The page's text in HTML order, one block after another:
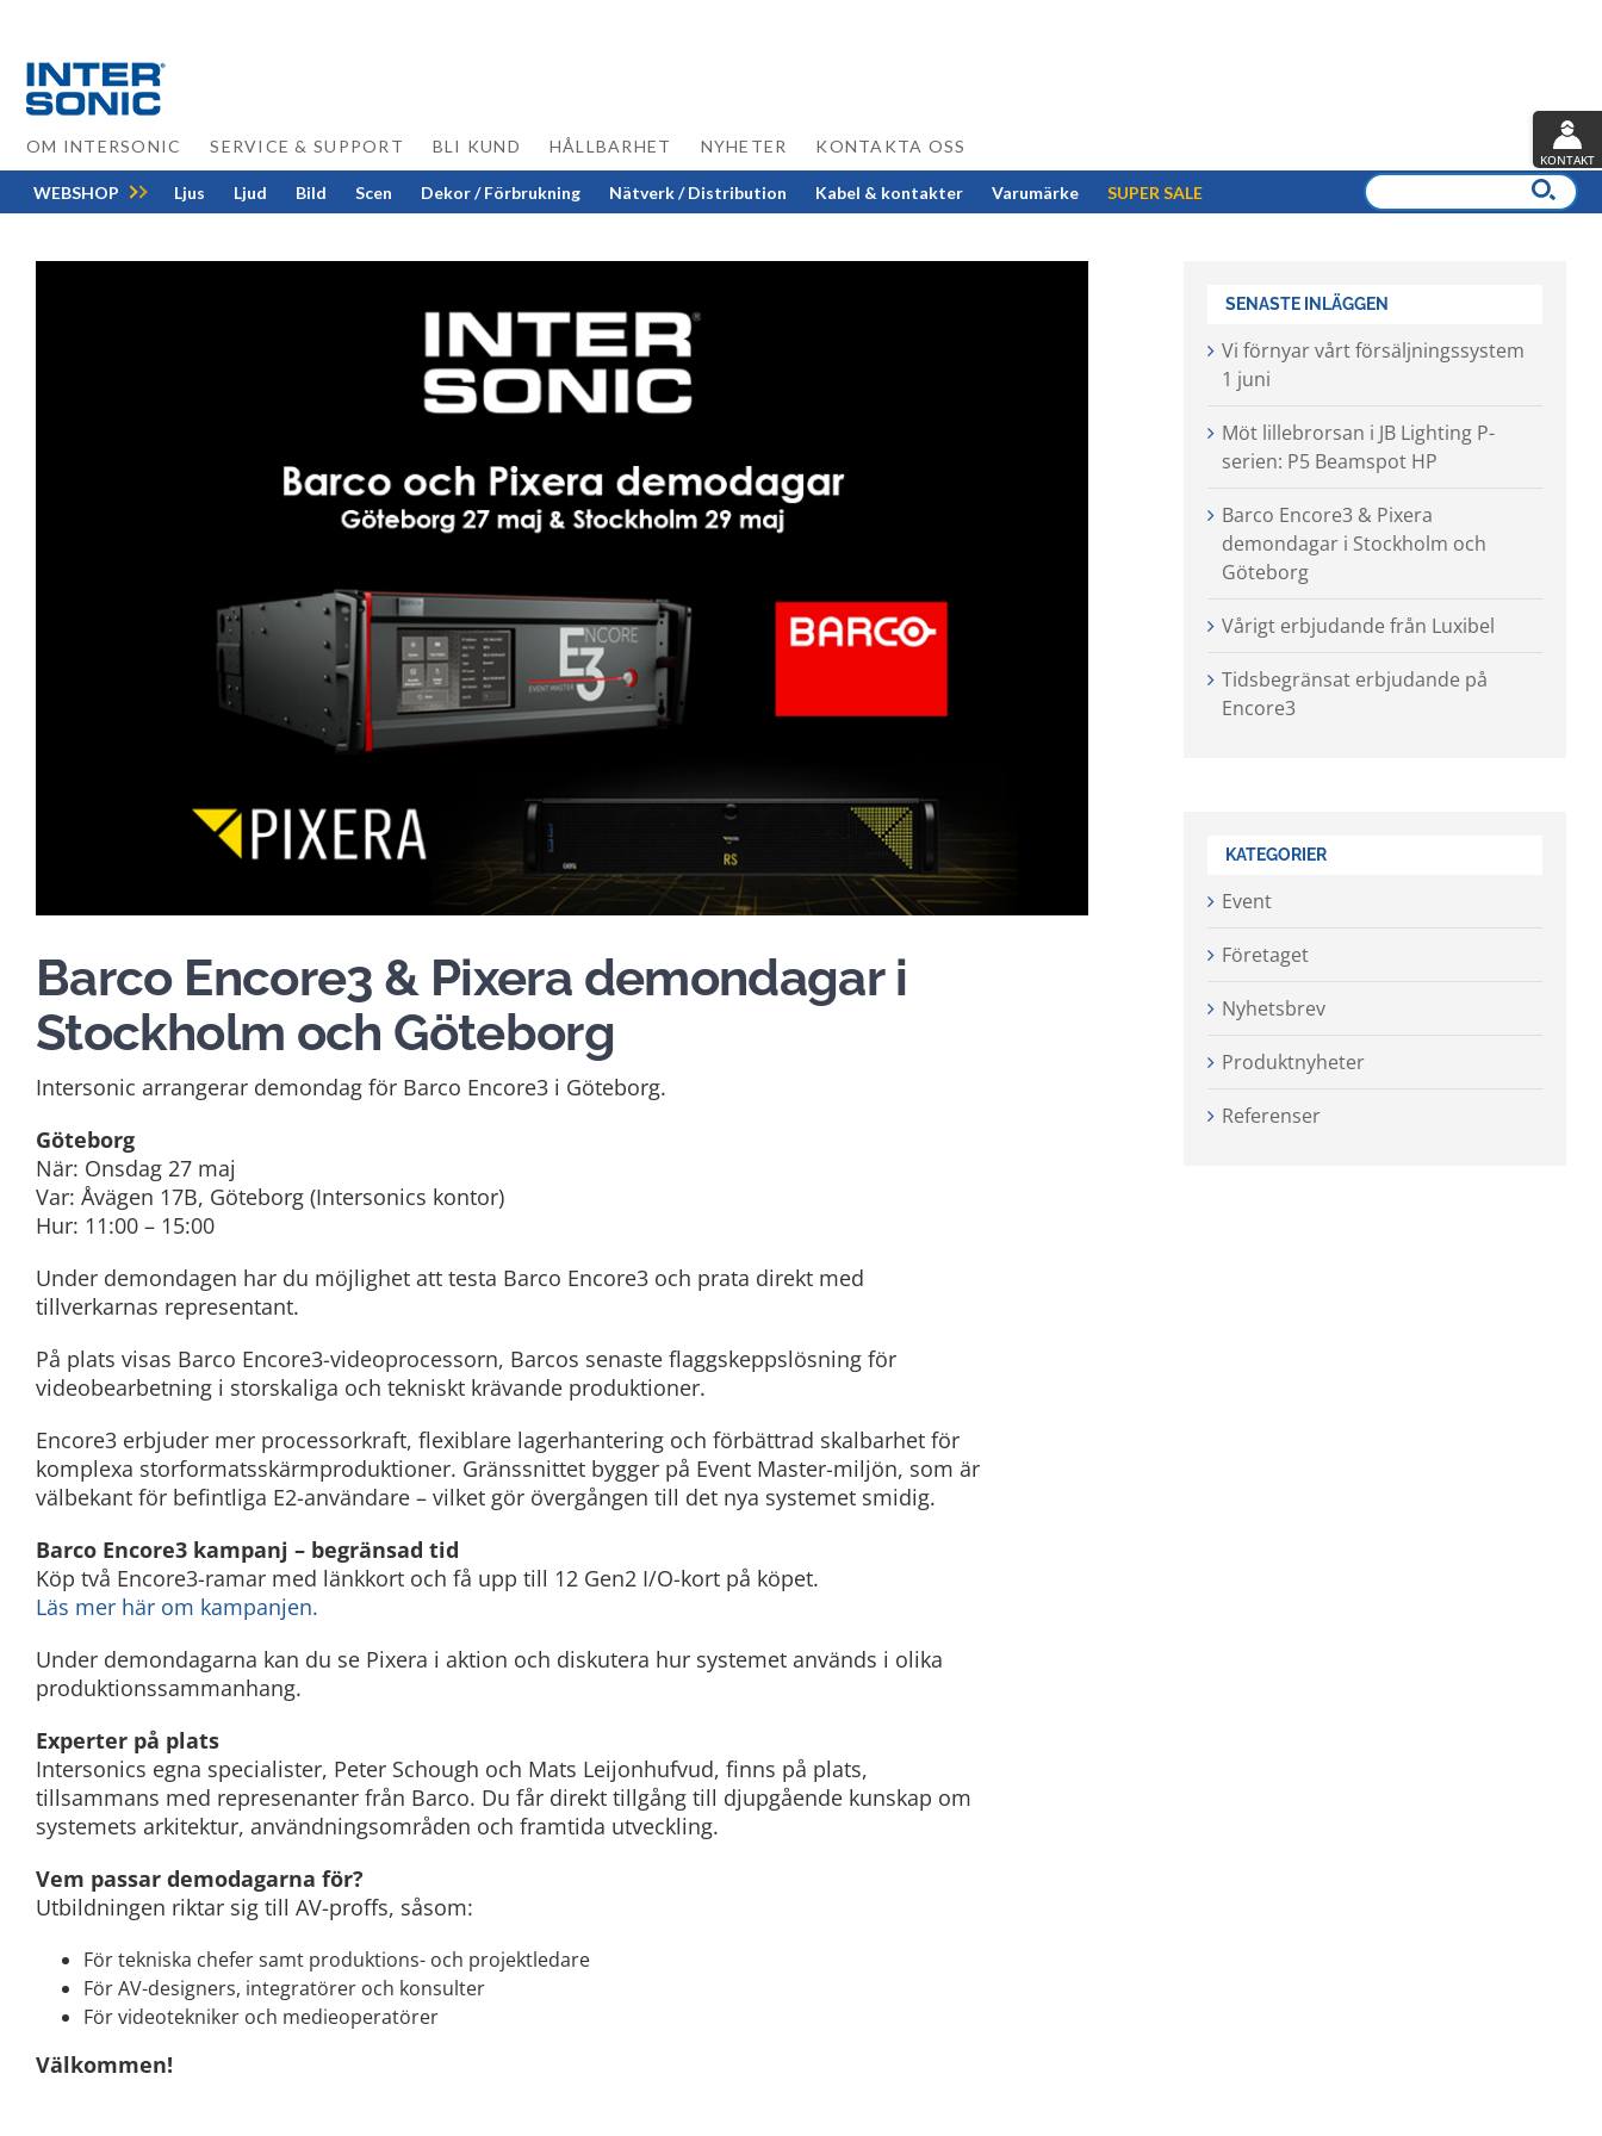
content
OM INTERSONIC SERVICE & SUPPORT BLI KUND HÅLLBARHET NYHETER KONTAKTA OSS
WEBSHOP Ljus Ljud Bild Scen Dekor / Förbrukning Nätverk / Distribution Kabel & kontakter Varumärke SUPER SALE
Barco Encore3 & Pixera demondagar i
Stockholm och Göteborg
Intersonic arrangerar demondag för Barco Encore3 i Göteborg.
Göteborg
När: Onsdag 27 maj
Var: Åvägen 17B, Göteborg (Intersonics kontor)
Hur: 11:00 – 15:00
Under demondagen har du möjlighet att testa Barco Encore3 och prata direkt med
tillverkarnas representant.
På plats visas Barco Encore3-videoprocessorn, Barcos senaste flaggskeppslösning för
videobearbetning i storskaliga och tekniskt krävande produktioner.
Encore3 erbjuder mer processorkraft, flexiblare lagerhantering och förbättrad skalbarhet för
komplexa storformatsskärmproduktioner. Gränssnittet bygger på Event Master-miljön, som är
välbekant för befintliga E2-användare – vilket gör övergången till det nya systemet smidig.
Barco Encore3 kampanj – begränsad tid
Köp två Encore3-ramar med länkkort och få upp till 12 Gen2 I/O-kort på köpet.
Läs mer här om kampanjen.
Under demondagarna kan du se Pixera i aktion och diskutera hur systemet används i olika
produktionssammanhang.
Experter på plats
Intersonics egna specialister, Peter Schough och Mats Leijonhufvud, finns på plats,
tillsammans med represenanter från Barco. Du får direkt tillgång till djupgående kunskap om
systemets arkitektur, användningsområden och framtida utveckling.
Vem passar demodagarna för?
Utbildningen riktar sig till AV-proffs, såsom:
För tekniska chefer samt produktions- och projektledare
För AV-designers, integratörer och konsulter
För videotekniker och medieoperatörer
Välkommen!
SENASTE INLÄGGEN
Vi förnyar vårt försäljningssystem
1 juni
Möt lillebrorsan i JB Lighting P-
serien: P5 Beamspot HP
Barco Encore3 & Pixera
demondagar i Stockholm och
Göteborg
Vårigt erbjudande från Luxibel
Tidsbegränsat erbjudande på
Encore3
KATEGORIER
Event
Företaget
Nyhetsbrev
Produktnyheter
Referenser
KONTAKT